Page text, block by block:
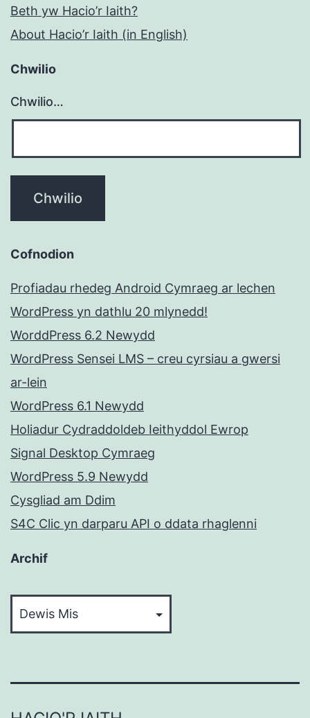
Beth yw Hacio’r Iaith?
About Hacio’r Iaith (in English)
Chwilio
Chwilio…
Cofnodion
Profiadau rhedeg Android Cymraeg ar lechen
WordPress yn dathlu 20 mlynedd!
WorddPress 6.2 Newydd
WordPress Sensei LMS – creu cyrsiau a gwersi
ar-lein
WordPress 6.1 Newydd
Holiadur Cydraddoldeb Ieithyddol Ewrop
Signal Desktop Cymraeg
WordPress 5.9 Newydd
Cysgliad am Ddim
S4C Clic yn darparu API o ddata rhaglenni
Archif